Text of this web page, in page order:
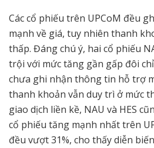
Các cổ phiếu trên UPCoM đều
mạnh về giá, tuy nhiên thanh
thấp. Đáng chú ý, hai cổ phiếu
trội với mức tăng gần gấp đôi
chưa ghi nhận thông tin hỗ trợ
thanh khoản vẫn duy trì ở mức
giao dịch liền kề, NAU và HES
cổ phiếu tăng mạnh nhất trên
đều vượt 31%, cho thấy diễn